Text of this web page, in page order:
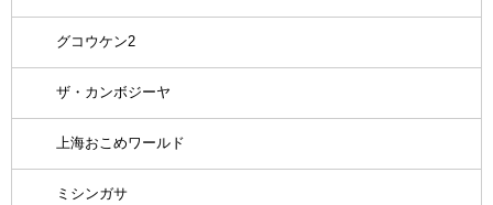
グコウケン2
ザ・カンボジーヤ
上海おこめワールド
ミシンガサ